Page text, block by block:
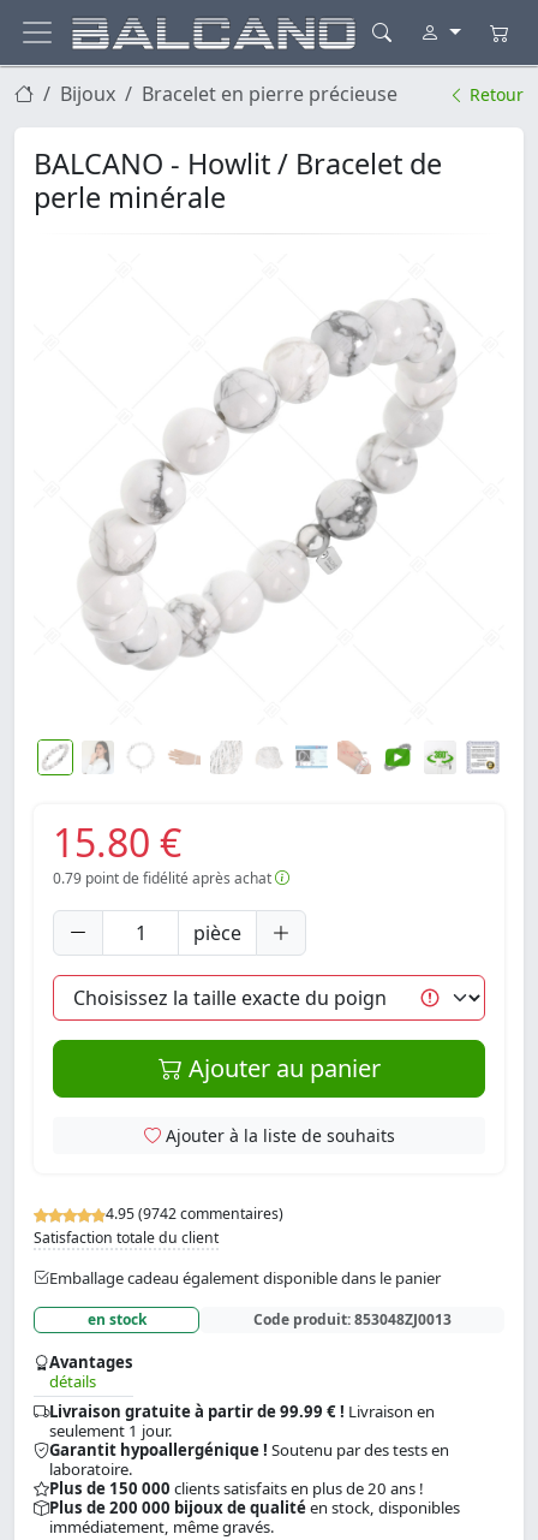
Bijoux Bracelet en pierre précieuse Retour
BALCANO - Howlit / Bracelet de
perle minérale
4.95 (9742 commentaires)
Satisfaction totale du client
Emballage cadeau également disponible dans le panier
en stock Code produit:853048ZJ0013
Avantages
détails
Livraison gratuite à partir de 99.99 € ! Livraison en
seulement 1 jour.
Garantit hypoallergénique ! Soutenu par des tests en
laboratoire.
Plus de 150 000 clients satisfaits en plus de 20 ans !
Plus de 200 000 bijoux de qualitéen stock, disponibles
immédiatement, même gravés.
15.80 €
0.79 point de fidélité après achat
pièce
Ajouter au panier
Ajouter à la liste de souhaits